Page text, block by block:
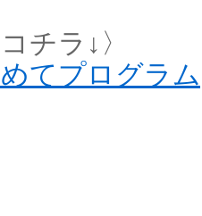
チラ↓〉
てプログラ